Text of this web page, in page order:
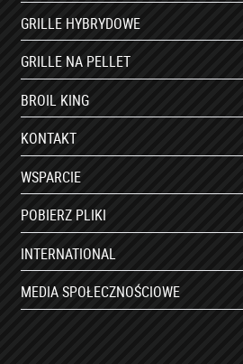
GRILLE HYBRYDOWE
GRILLE NA PELLET
BROIL KING
KONTAKT
WSPARCIE
POBIERZ PLIKI
INTERNATIONAL
MEDIA SPOŁECZNOŚCIOWE